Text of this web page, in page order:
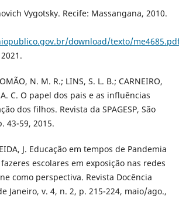
Vygotsky. Recife: Massangana, 2010.
download/texto/
N. M. R.; LINS, S. L. B.; CARNEIRO,
A. C. O papel dos pais e as influências
dos filhos. Revista da SPAGESP, São
43-59, 2015.
J. Educação em tempos de Pandemia
escolares em exposição nas redes
como perspectiva. Revista Docência
Janeiro, v. 4, n. 2, p. 215-224, maio/ago.,